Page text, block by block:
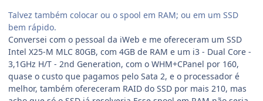
Talvez também colocar ou o spool em RAM; ou em um SSD
bem rápido.
Conversei com o pessoal da iWeb e me ofereceram um SSD
Intel X25-M MLC 80GB, com 4GB de RAM e um i3 - Dual Core -
3,1GHz H/T - 2nd Generation, com o WHM+CPanel por 160,
quase o custo que pagamos pelo Sata 2, e o processador é
melhor, também ofereceram RAID do SSD por mais 210, mas